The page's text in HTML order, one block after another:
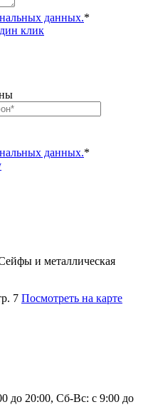
данных.*
клик
данных.*
и металлическая
7 Посмотреть на карте
до 20:00, Сб-Вс: с 9:00 до